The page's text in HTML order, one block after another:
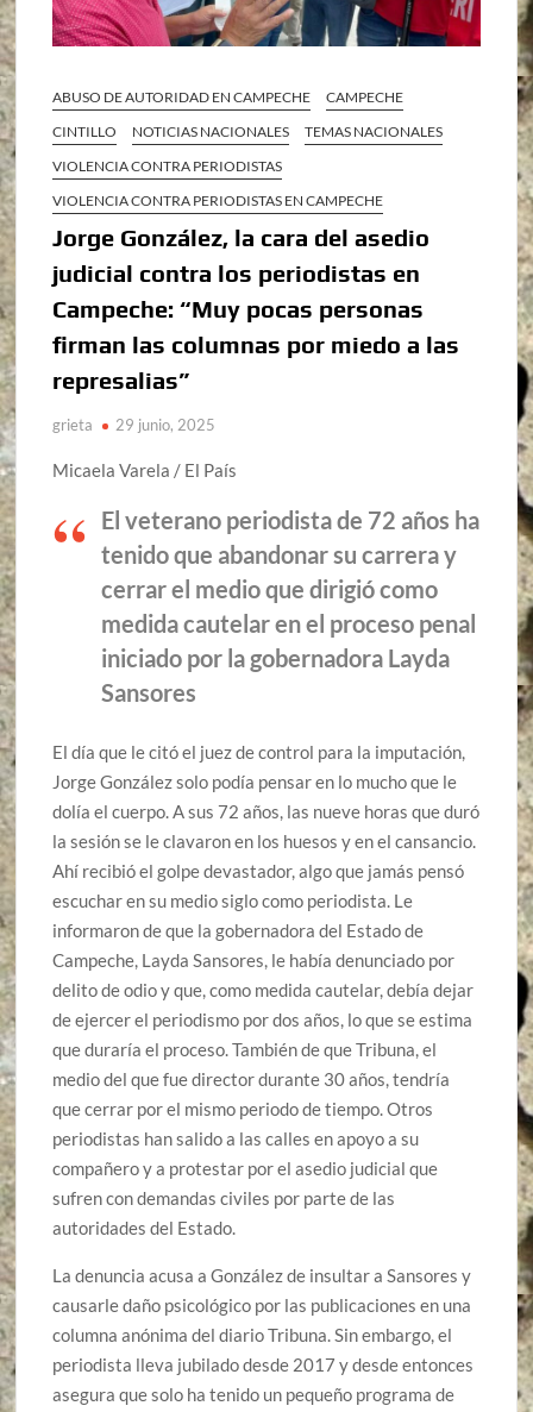
ABUSO DE AUTORIDAD EN CAMPECHE
CAMPECHE
CINTILLO
NOTICIAS NACIONALES
TEMAS NACIONALES
VIOLENCIA CONTRA PERIODISTAS
VIOLENCIA CONTRA PERIODISTAS EN CAMPECHE
Jorge González, la cara del asedio
judicial contra los periodistas en
Campeche: “Muy pocas personas
firman las columnas por miedo a las
represalias”
grieta 29 junio, 2025
Micaela Varela / El País
El veterano periodista de 72 años ha
tenido que abandonar su carrera y
cerrar el medio que dirigió como
medida cautelar en el proceso penal
iniciado por la gobernadora Layda
Sansores
El día que le citó el juez de control para la imputación,
Jorge González solo podía pensar en lo mucho que le
dolía el cuerpo. A sus 72 años, las nueve horas que duró
la sesión se le clavaron en los huesos y en el cansancio.
Ahí recibió el golpe devastador, algo que jamás pensó
escuchar en su medio siglo como periodista. Le
informaron de que la gobernadora del Estado de
Campeche, Layda Sansores, le había denunciado por
delito de odio y que, como medida cautelar, debía dejar
de ejercer el periodismo por dos años, lo que se estima
que duraría el proceso. También de que Tribuna, el
medio del que fue director durante 30 años, tendría
que cerrar por el mismo periodo de tiempo. Otros
periodistas han salido a las calles en apoyo a su
compañero y a protestar por el asedio judicial que
sufren con demandas civiles por parte de las
autoridades del Estado.
La denuncia acusa a González de insultar a Sansores y
causarle daño psicológico por las publicaciones en una
columna anónima del diario Tribuna. Sin embargo, el
periodista lleva jubilado desde 2017 y desde entonces
asegura que solo ha tenido un pequeño programa de